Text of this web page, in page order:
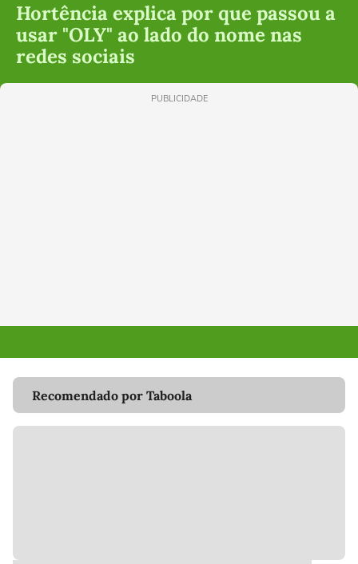
Hortência explica por que passou a
usar "OLY" ao lado do nome nas
redes sociais
PUBLICIDADE
Recomendado por Taboola